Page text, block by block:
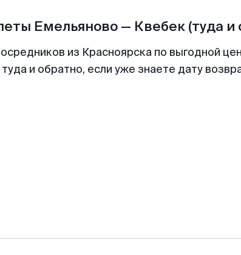
Емельяново— Квебек (туда и
из Красноярска по выгодной
и обратно, если уже знаете дату